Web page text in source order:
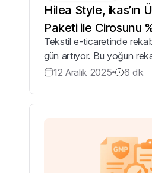
Hilea Style, ikas’ın
Paketi ile Cirosunu
Artırdı?🚀
Tekstil e-ticaretinde
gün artıyor. Bu yoğun
öne çıkmak, doğru
12 Aralık 2025 6 dk